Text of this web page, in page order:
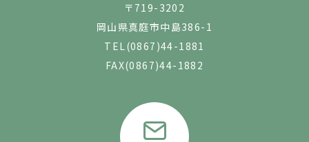
〒719-3202
岡山県真庭市中島386-1
TEL(0867)44-1881
FAX(0867)44-1882